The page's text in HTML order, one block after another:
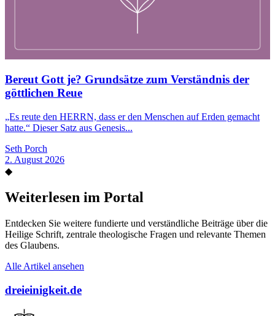
Bereut Gott je? Grundsätze zum Verständnis der
göttlichen Reue
„Es reute den HERRN, dass er den Menschen auf Erden gemacht
hatte.“ Dieser Satz aus Genesis...
Seth Porch
2. August 2026
◆
Weiterlesen im Portal
Entdecken Sie weitere fundierte und verständliche Beiträge über die
Heilige Schrift, zentrale theologische Fragen und relevante Themen
des Glaubens.
Alle Artikel ansehen
dreieinigkeit.de